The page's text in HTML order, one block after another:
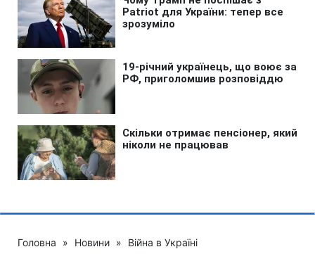
Головна » Новини » Війна в Україні